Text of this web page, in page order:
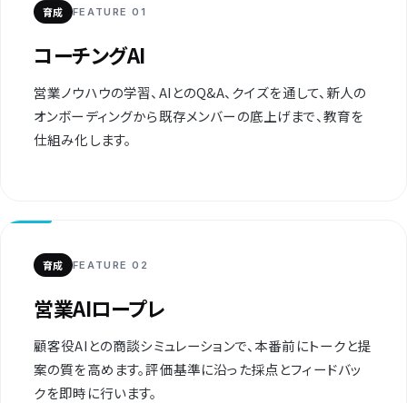
育成 FEATURE 01
コーチングAI
営業ノウハウの学習、AIとのQ&A、クイズを通して、新人の
オンボーディングから既存メンバーの底上げまで、教育を
仕組み化します。
育成 FEATURE 02
営業AIロープレ
顧客役AIとの商談シミュレーションで、本番前にトークと提
案の質を高めます。評価基準に沿った採点とフィードバッ
クを即時に行います。